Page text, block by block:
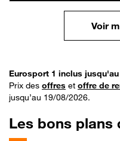
Voir
Eurosport 1 inclus jusqu'au
Prix des offres et offre de
jusqu’au 19/08/2026.
Les bons plans